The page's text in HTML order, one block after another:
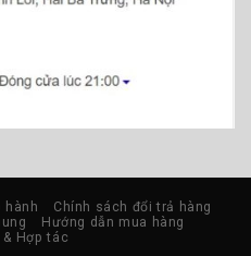
hành
Chính sách đổi trả hàng
Hướng dẫn mua hàng
& Hợp tác